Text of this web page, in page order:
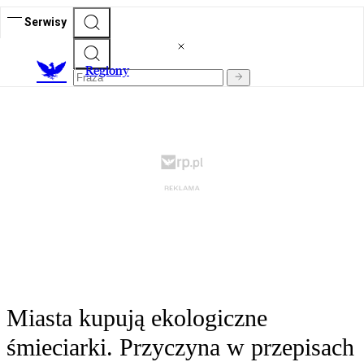
Serwisy
Regiony
Miasta kupują ekologiczne
śmieciarki. Przyczyna w przepisach